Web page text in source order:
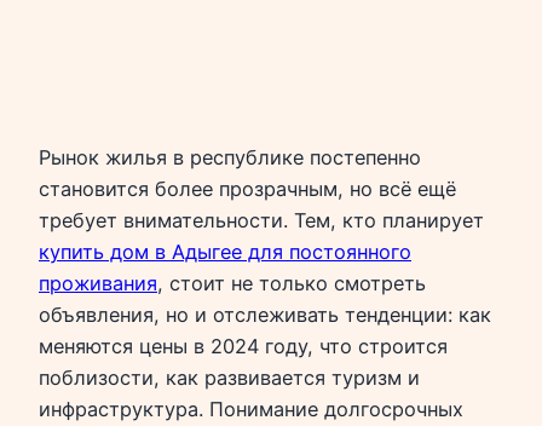
Рынок жилья в республике постепенно
становится более прозрачным, но всё ещё
требует внимательности. Тем, кто планирует
купить дом в Адыгее для постоянного
проживания, стоит не только смотреть
объявления, но и отслеживать тенденции: как
меняются цены в 2024 году, что строится
поблизости, как развивается туризм и
инфраструктура. Понимание долгосрочных